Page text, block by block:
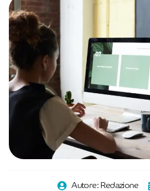
Autore: Redazione